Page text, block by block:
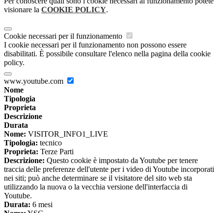
visionare la COOKIE POLICY.
Cookie necessari per il funzionamento
I cookie necessari per il funzionamento non possono essere
disabilitati. È possibile consultare l'elenco nella pagina della cookie
policy.
www.youtube.com
Nome
Tipologia
Proprieta
Descrizione
Durata
Nome: VISITOR_INFO1_LIVE
Tipologia: tecnico
Proprieta: Terze Parti
Descrizione: Questo cookie è impostato da Youtube per tenere
traccia delle preferenze dell'utente per i video di Youtube incorporati
nei siti; può anche determinare se il visitatore del sito web sta
utilizzando la nuova o la vecchia versione dell'interfaccia di
Youtube.
Durata: 6 mesi